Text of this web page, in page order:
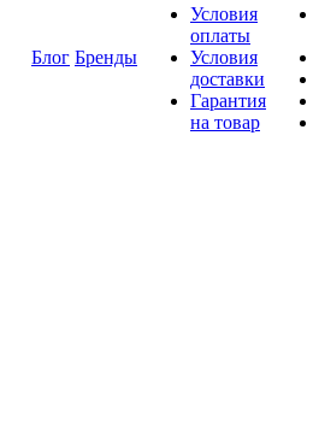
Блог Бренды
Условия
оплаты
Условия
доставки
Гарантия
на товар